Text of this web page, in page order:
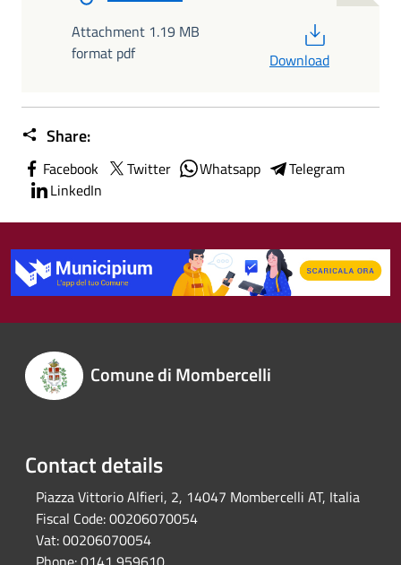
Attachment 1.19 MB
format pdf
Download
Share:
Facebook Twitter Whatsapp
Telegram
LinkedIn
Comune di Mombercelli
Contact details
Piazza Vittorio Alfieri, 2, 14047 Mombercelli AT, Italia
Fiscal Code:00206070054
Vat:00206070054